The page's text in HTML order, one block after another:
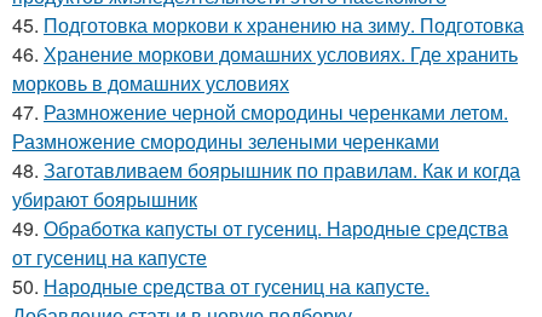
45. Подготовка моркови к хранению на зиму. Подготовка
46. Хранение моркови домашних условиях. Где хранить
морковь в домашних условиях
47. Размножение черной смородины черенками летом.
Размножение смородины зелеными черенками
48. Заготавливаем боярышник по правилам. Как и когда
убирают боярышник
49. Обработка капусты от гусениц. Народные средства
от гусениц на капусте
50. Народные средства от гусениц на капусте.